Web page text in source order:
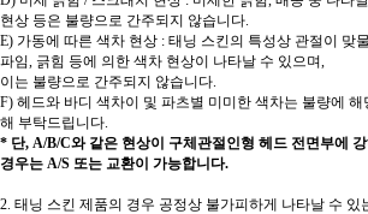
현상 등은 불량으로 간주되지 않습니다.
E) 가동에 따른 색차 현상 : 태닝 스킨의 특성상 관절이 맞
파임, 긁힘 등에 의한 색차 현상이 나타날 수 있으며,
이는 불량으로 간주되지 않습니다.
F) 헤드와 바디 색차이 및 파츠별 미미한 색차는 불량에
해 부탁드립니다.
* 단, A/B/C와 같은 현상이 구체관절인형 헤드 전면부에
경우는 A/S 또는 교환이 가능합니다.
2. 태닝 스킨 제품의 경우 공정상 불가피하게 나타날 수 있